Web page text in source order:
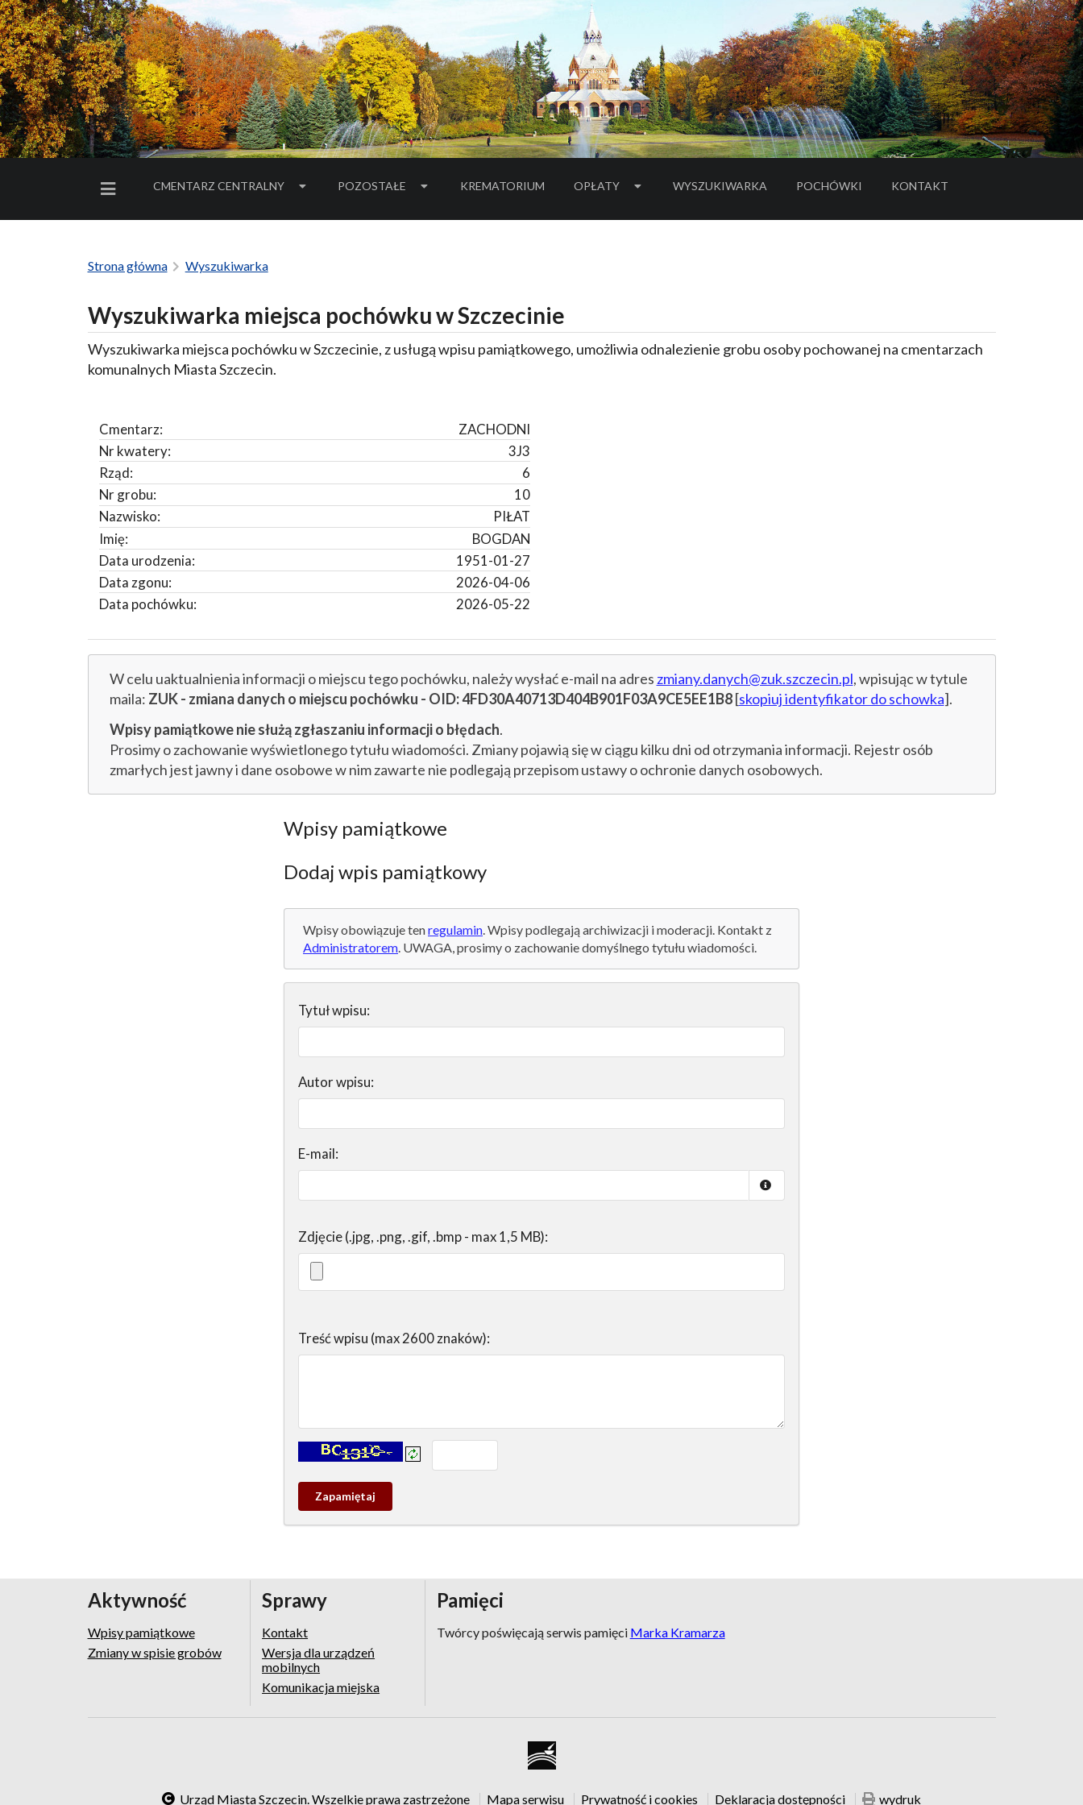
MENU BOCZNE
CMENTARZ CENTRALNY POZOSTAŁE KREMATORIUM OPŁATY WYSZUKIWARKA POCHÓWKI
- LINK DO SERWISU ZEWNĘTRZNEGO
KONTAKT
Strona główna Wyszukiwarka
Wyszukiwarka miejsca pochówku w Szczecinie
Wyszukiwarka miejsca pochówku w Szczecinie, z usługą wpisu pamiątkowego, umożliwia odnalezienie grobu osoby pochowanej na cmentarzach
komunalnych Miasta Szczecin.
ZACHODNI
Cmentarz:
3J3
Nr kwatery:
6
Rząd:
10
Nr grobu:
PIŁAT
Nazwisko:
BOGDAN
Imię:
1951-01-27
Data urodzenia:
2026-04-06
Data zgonu:
2026-05-22
Data pochówku:
W celu uaktualnienia informacji o miejscu tego pochówku, należy wysłać e-mail na adres zmiany.danych@zuk.szczecin.pl, wpisując w tytule
maila: ZUK - zmiana danych o miejscu pochówku - OID: 4FD30A40713D404B901F03A9CE5EE1B8[skopiuj identyfikator do schowka].
Wpisy pamiątkowe nie służą zgłaszaniu informacji o błędach.
Prosimy o zachowanie wyświetlonego tytułu wiadomości. Zmiany pojawią się w ciągu kilku dni od otrzymania informacji. Rejestr osób
zmarłych jest jawny i dane osobowe w nim zawarte nie podlegają przepisom ustawy o ochronie danych osobowych.
Wpisy pamiątkowe
Dodaj wpis pamiątkowy
Wpisy obowiązuje tenregulamin. Wpisy podlegają archiwizacji i moderacji. Kontakt z
Administratorem. UWAGA, prosimy o zachowanie domyślnego tytułu wiadomości.
Tytuł wpisu:
Autor wpisu:
E-mail:
Zdjęcie (.jpg, .png, .gif, .bmp - max 1,5 MB):
Treść wpisu (max 2600 znaków):
Kontrola - wprowadź tekst z obrazka:
Zapamietaj
wpis
Aktywność
Wpisy pamiątkowe
Zmiany w spisie grobów
Sprawy
Kontakt
Wersja dla urządzeń
mobilnych
Komunikacja miejska
Pamięci
Twórcy poświęcają serwis pamięci Marka Kramarza
Urząd Miasta Szczecin. Wszelkie prawa zastrzeżone Mapa serwisu Prywatność i cookies Deklaracja dostępności wydruk